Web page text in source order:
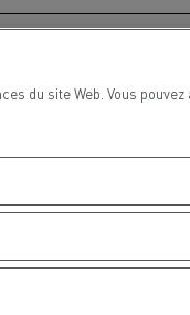
Severyne Molard
Courriel :
site Web. Vous